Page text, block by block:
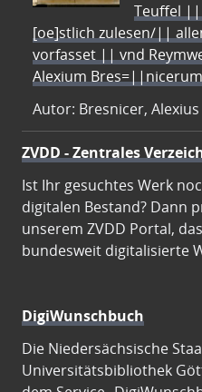
Teuffel ||
[oe]stlich zulesen/||
vorfasset || vnd
Alexium
Autor: Bresnicer, Alexius
ZVDD - Zentrales
Ist Ihr gesuchtes Werk
digitalen Bestand? Dann
unserem ZVDD Portal,
bundesweit digitalisierte
DigiWunschbuch
Die Niedersächsische
Universitätsbibliothek